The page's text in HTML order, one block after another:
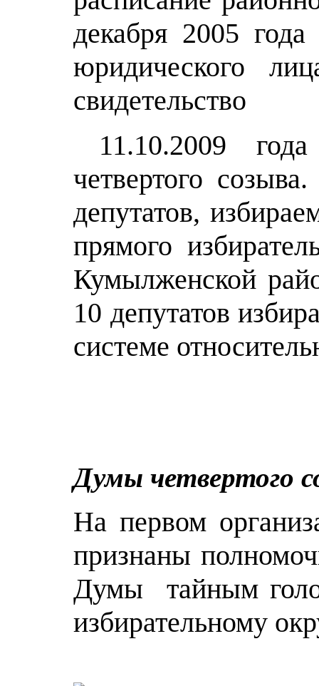
декабря 2005
юридического
свидетельство
11.10.2009
четвертого
депутатов,
прямого
Кумылженской
10 депутатов
системе
Думы четвертого
На первом
признаны
Думы тайным
избирательному